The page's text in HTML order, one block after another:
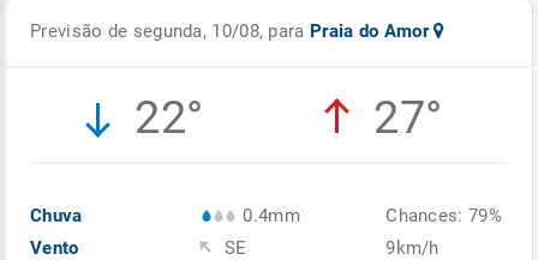
Previsão de segunda, 10/08, para Praia do Amor
22° 27°
Chuva
Vento
0.4mm
SE
Chances: 79%
9km/h